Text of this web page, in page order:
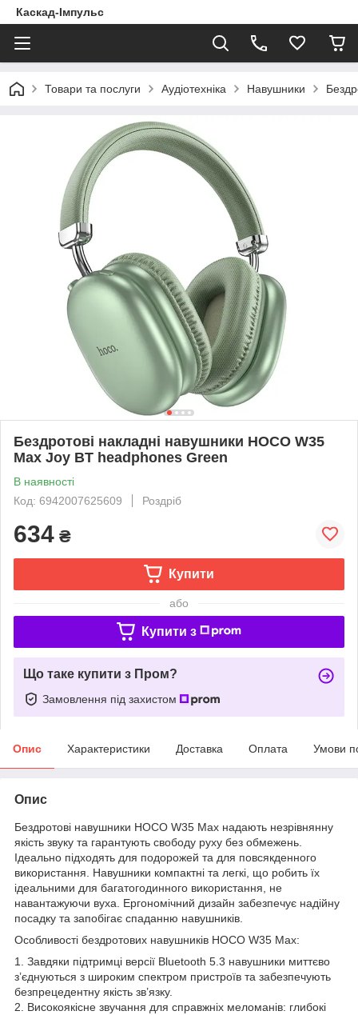
Каскад-Імпульс
Товари та послуги Аудіотехніка Навушники
Бездротові накладні навушники HOCO W35
Max Joy BT headphones Green
В наявності
Код: 6942007625609
Роздріб
634 ₴
Купити
або
Купити з
Що таке купити з Пром?
Замовлення під захистом
Опис Характеристики Доставка Оплата Умови
Опис
Бездротові навушники HOCO W35 Max надають незрівнянну
якість звуку та гарантують свободу руху без обмежень.
Ідеально підходять для подорожей та для повсякденного
використання. Навушники компактні та легкі, що робить їх
ідеальними для багатогодинного використання, не
навантажуючи вуха. Ергономічний дизайн забезпечує надійну
посадку та запобігає спаданню навушників.
Особливості бездротових навушників HOCO W35 Max:
1. Завдяки підтримці версії Bluetooth 5.3 навушники миттєво
з’єднуються з широким спектром пристроїв та забезпечують
безпрецедентну якість зв’язку.
2. Високоякісне звучання для справжніх меломанів: глибокі